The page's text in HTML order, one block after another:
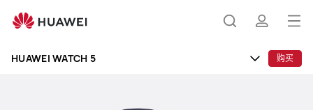
WATCH
打
开
HUAWEI WATCH 5 购买